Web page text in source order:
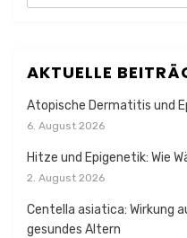
AKTUELLE
Atopische Dermatitis und
6. August 2026
Hitze und Epigenetik: Wie
2. August 2026
Centella asiatica: Wirkung
gesundes Altern